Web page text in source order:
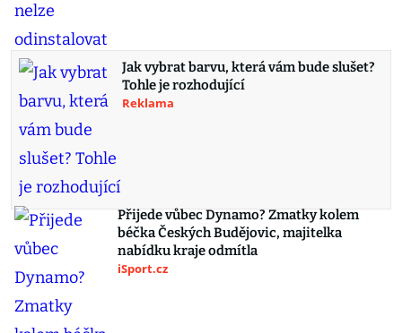
Jak vybrat barvu, která vám bude slušet?
Tohle je rozhodující
Reklama
Přijede vůbec Dynamo? Zmatky kolem
béčka Českých Budějovic, majitelka
nabídku kraje odmítla
iSport.cz